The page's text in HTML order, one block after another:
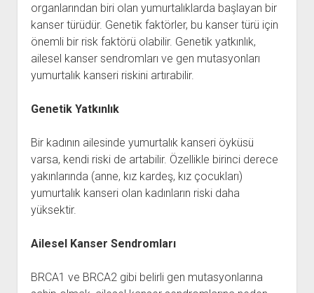
organlarından biri olan yumurtalıklarda başlayan bir
kanser türüdür. Genetik faktörler, bu kanser türü için
önemli bir risk faktörü olabilir. Genetik yatkınlık,
ailesel kanser sendromları ve gen mutasyonları
yumurtalık kanseri riskini artırabilir.
Genetik Yatkınlık
Bir kadının ailesinde yumurtalık kanseri öyküsü
varsa, kendi riski de artabilir. Özellikle birinci derece
yakınlarında (anne, kız kardeş, kız çocukları)
yumurtalık kanseri olan kadınların riski daha
yüksektir.
Ailesel Kanser Sendromları
BRCA1 ve BRCA2 gibi belirli gen mutasyonlarına